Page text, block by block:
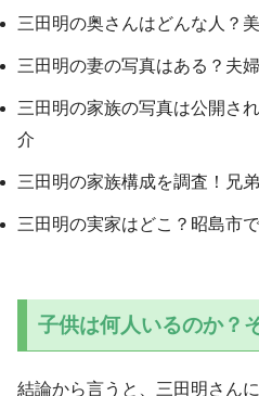
三田明の奥さんはどんな人？
三田明の妻の写真はある？夫
三田明の家族の写真は公開さ
介
三田明の家族構成を調査！兄
三田明の実家はどこ？昭島市
子供は何人いるのか？
結論から言うと、三田明さん